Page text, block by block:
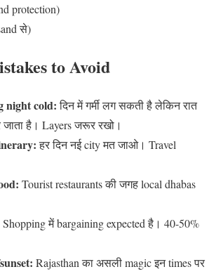
protection)
से)
to Avoid
night cold:दिन में गर्मी लग सकती है लेकिन रात
जाता है। Layers जरूर रखो।
हर दिन नई city मत जाओ। Travel
Tourist restaurants की जगह local dhabas
Shopping में bargaining expected है। 40-50%
Rajasthan का असली magic इन times पर